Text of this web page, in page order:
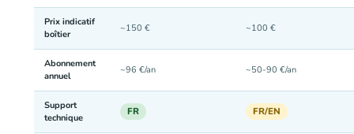
Prix indicatif
boîtier
~150 € ~100 €
Abonnement
annuel
~96 €/an ~50-90 €/an
Support
technique
FR FR/EN